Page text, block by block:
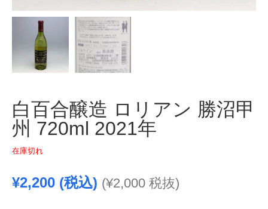
白百合醸造 ロリアン 勝沼甲
州 720ml 2021年
在庫切れ
¥2,200 (税込) (¥2,000 税抜)